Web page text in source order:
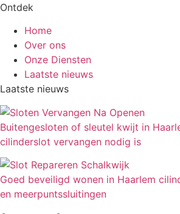
Ontdek
Home
Over ons
Onze Diensten
Laatste nieuws
Laatste nieuws
Buitengesloten of sleutel kwijt in
cilinderslot vervangen nodig is
Goed beveiligd wonen in Haarlem
en meerpuntssluitingen